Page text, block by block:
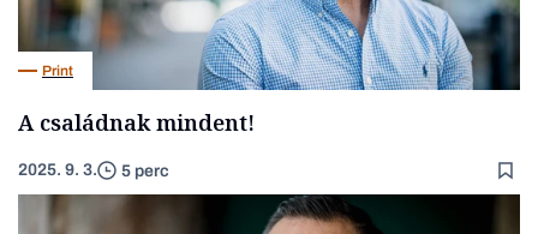
Print
A családnak mindent!
2025. 9. 3. 5 perc